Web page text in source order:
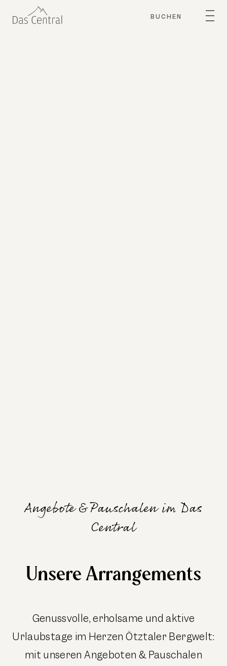
BUCHEN
Angebote & Pauschalen im Das
Central
Unsere Arrangements
Genussvolle, erholsame und aktive
Urlaubstage im Herzen Ötztaler Bergwelt:
mit unseren Angeboten & Pauschalen